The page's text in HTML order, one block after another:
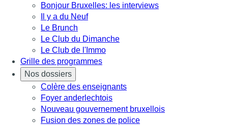
Bonjour Bruxelles: les interviews
Il y a du Neuf
Le Brunch
Le Club du Dimanche
Le Club de l'Immo
Grille des programmes
Nos dossiers
Colère des enseignants
Foyer anderlechtois
Nouveau gouvernement bruxellois
Fusion des zones de police